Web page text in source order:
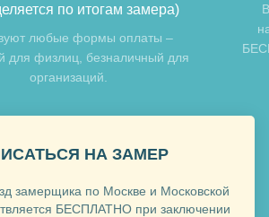
Хочу такую
по итогам замера)
любые формы оплаты –
для физлиц, безналичный для
организаций.
НА ЗАМЕР
замерщика по Москве и Московской
БЕСПЛАТНО при заключении